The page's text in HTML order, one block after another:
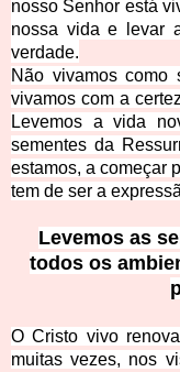
nosso Senhor está
nossa vida e levar
verdade.
Não vivamos como
vivamos com a
Levemos a vida
sementes da
estamos, a começar
tem de ser a
Levemos as
todos os
O Cristo vivo
muitas vezes, nos